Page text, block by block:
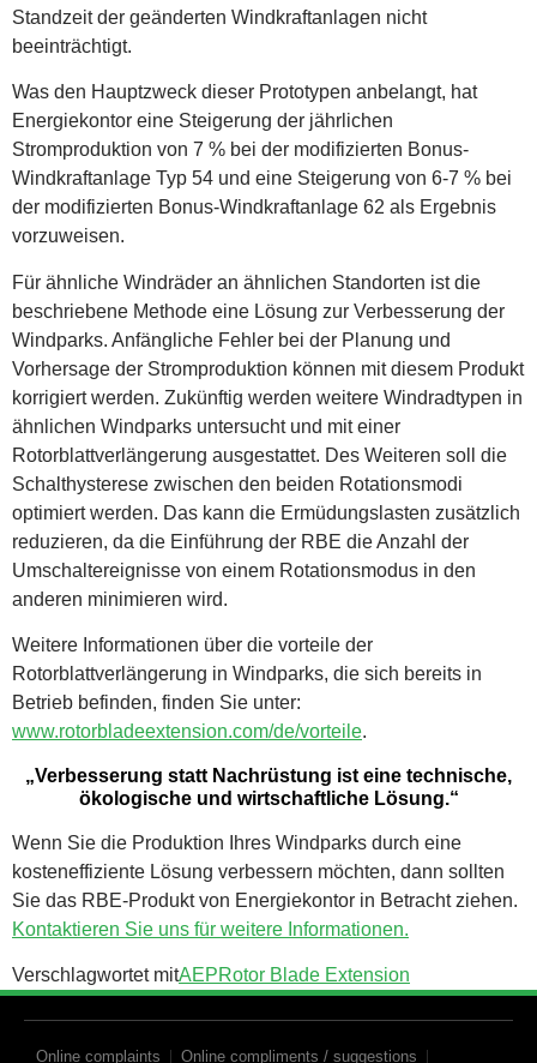
Standzeit der geänderten Windkraftanlagen nicht
beeinträchtigt.
Was den Hauptzweck dieser Prototypen anbelangt, hat
Energiekontor eine Steigerung der jährlichen
Stromproduktion von 7 % bei der modifizierten Bonus-
Windkraftanlage Typ 54 und eine Steigerung von 6-7 % bei
der modifizierten Bonus-Windkraftanlage 62 als Ergebnis
vorzuweisen.
Für ähnliche Windräder an ähnlichen Standorten ist die
beschriebene Methode eine Lösung zur Verbesserung der
Windparks. Anfängliche Fehler bei der Planung und
Vorhersage der Stromproduktion können mit diesem Produkt
korrigiert werden. Zukünftig werden weitere Windradtypen in
ähnlichen Windparks untersucht und mit einer
Rotorblattverlängerung ausgestattet. Des Weiteren soll die
Schalthysterese zwischen den beiden Rotationsmodi
optimiert werden. Das kann die Ermüdungslasten zusätzlich
reduzieren, da die Einführung der RBE die Anzahl der
Umschaltereignisse von einem Rotationsmodus in den
anderen minimieren wird.
Weitere Informationen über die vorteile der
Rotorblattverlängerung in Windparks, die sich bereits in
Betrieb befinden, finden Sie unter:
www.rotorbladeextension.com/de/vorteile.
„Verbesserung statt Nachrüstung ist eine technische,
ökologische und wirtschaftliche Lösung.“
Wenn Sie die Produktion Ihres Windparks durch eine
kosteneffiziente Lösung verbessern möchten, dann sollten
Sie das RBE-Produkt von Energiekontor in Betracht ziehen.
Kontaktieren Sie uns für weitere Informationen.
Verschlagwortet mitAEPRotor Blade Extension
Online complaints Online compliments / suggestions